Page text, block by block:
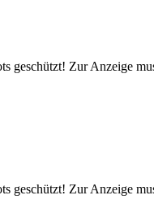
geschützt! Zur Anzeige
geschützt! Zur Anzeige